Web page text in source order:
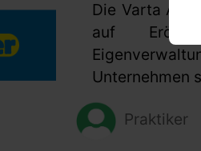
Die Varta AG
auf
Unternehmen
Praktiker